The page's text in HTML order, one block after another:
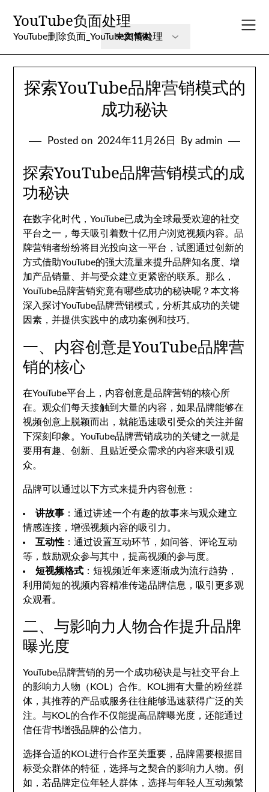
content
YouTube负面处理
YouTube删除负面_YouTube舆情处理
探索YouTube品牌营销模式的
成功秘诀
Posted on 2024年11月26日 By admin
探索YouTube品牌营销模式的成
功秘诀
在数字化时代，YouTube已成为全球最受欢迎的社交
平台之一，每天吸引着数十亿用户浏览视频内容。品
牌营销者纷纷将目光投向这一平台，试图通过创新的
方式借助YouTube的强大流量来提升品牌知名度、增
加产品销量、并与受众建立更紧密的联系。那么，
YouTube品牌营销究竟有哪些成功的秘诀呢？本文将
深入探讨YouTube品牌营销模式，分析其成功的关键
因素，并提供实践中的成功案例和技巧。
一、内容创意是YouTube品牌营
销的核心
在YouTube平台上，内容创意是品牌营销的核心所
在。观众们每天接触到大量的内容，如果品牌能够在
视频创意上脱颖而出，就能迅速吸引受众的关注并留
下深刻印象。YouTube品牌营销成功的关键之一就是
要用有趣、创新、且贴近受众需求的内容来吸引观
众。
品牌可以通过以下方式来提升内容创意：
讲故事 ：通过讲述一个有趣的故事来与观众建立
情感连接，增强视频内容的吸引力。
互动性 ：通过设置互动环节，如问答、评论互动
等，鼓励观众参与其中，提高视频的参与度。
短视频格式 ：短视频近年来逐渐成为流行趋势，
利用简短的视频内容精准传递品牌信息，吸引更多观
众观看。
二、与影响力人物合作提升品牌
曝光度
YouTube品牌营销的另一个成功秘诀是与社交平台上
的影响力人物（KOL）合作。KOL拥有大量的粉丝群
体，其推荐的产品或服务往往能够迅速获得广泛的关
注。与KOL的合作不仅能提高品牌曝光度，还能通过
信任背书增强品牌的公信力。
选择合适的KOL进行合作至关重要，品牌需要根据目
标受众群体的特征，选择与之契合的影响力人物。例
如，若品牌定位年轻人群体，选择与年轻人互动频繁